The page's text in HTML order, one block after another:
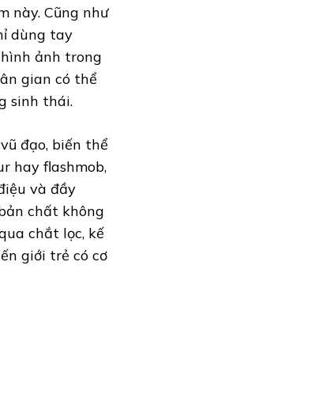
này. Cũng như
dùng tay
ảnh trong
gian có thể
sinh thái.
đạo, biến thể
hay flashmob,
và đầy
chất không
chắt lọc, kế
giới trẻ có cơ